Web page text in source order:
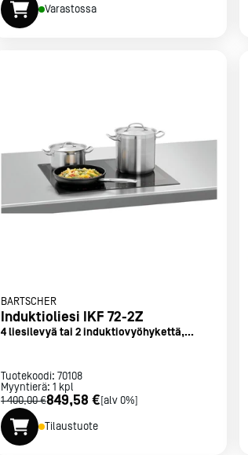
Varastossa
BARTSCHER
Induktioliesi IKF 72-2Z
4 liesilevyä tai 2 induktiovyöhykettä,
Tuotekoodi: 70108
Myyntierä: 1 kpl
1 400,00 €849,58 €[alv 0%]
Tilaustuote